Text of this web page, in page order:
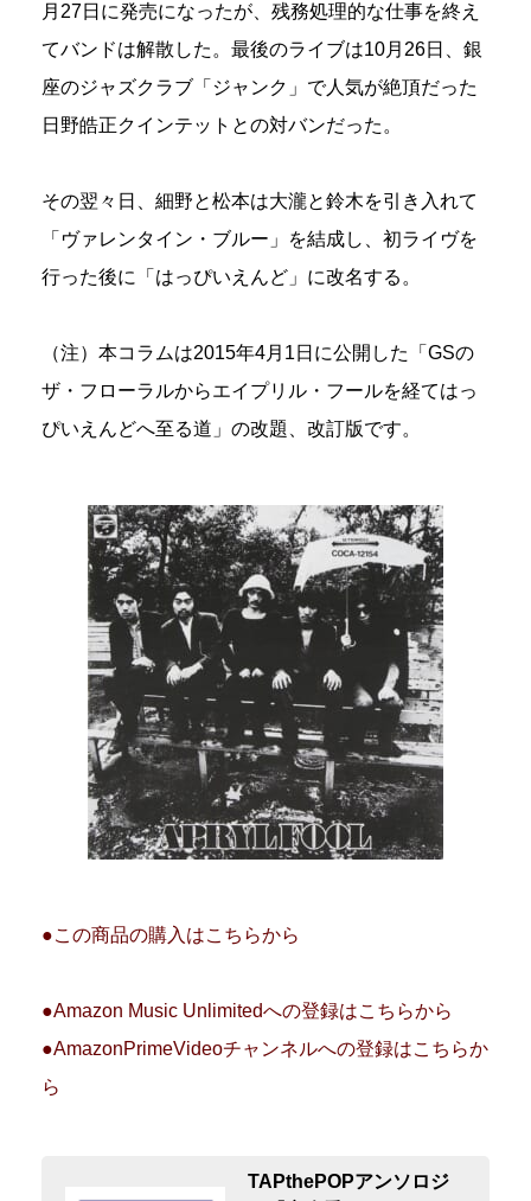
月27日に発売になったが、残務処理的な仕事を終え
てバンドは解散した。最後のライブは10月26日、銀
座のジャズクラブ「ジャンク」で人気が絶頂だった
日野皓正クインテットとの対バンだった。
その翌々日、細野と松本は大瀧と鈴木を引き入れて
「ヴァレンタイン・ブルー」を結成し、初ライヴを
行った後に「はっぴいえんど」に改名する。
（注）本コラムは2015年4月1日に公開した「GSの
ザ・フローラルからエイプリル・フールを経てはっ
ぴいえんどへ至る道」の改題、改訂版です。
●この商品の購入はこちらから
●Amazon Music Unlimitedへの登録はこちらから
●AmazonPrimeVideoチャンネルへの登録はこちらか
ら
TAPthePOPアンソロジ